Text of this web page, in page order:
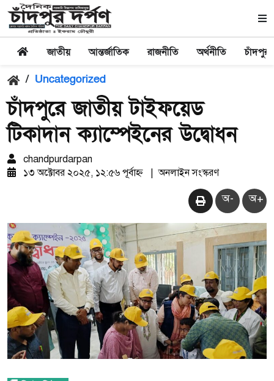
জাতীয় আন্তর্জাতিক রাজনীতি অর্থনীতি চাঁদপুর
/ Uncategorized
চাঁদপুরে জাতীয় টাইফয়েড
টিকাদান ক্যাম্পেইনের উদ্বোধন
chandpurdarpan
১৩ অক্টোবর ২০২৫, ১২:৫৬ পূর্বাহ্ন
অনলাইন সংস্করণ
অ- অ+